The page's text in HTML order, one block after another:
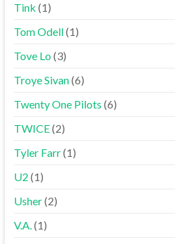
Tink (1)
Tom Odell(1)
Tove Lo(3)
Troye Sivan(6)
Twenty One Pilots (6)
TWICE(2)
Tyler Farr(1)
U2 (1)
Usher(2)
V.A.(1)